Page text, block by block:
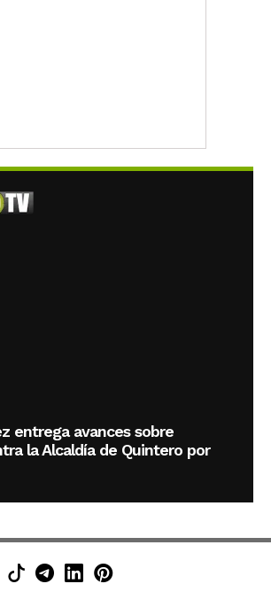
entrega avances sobre
la Alcaldía de Quintero por
en Facebook
en Instagram
en X (Twitter)
Minuto30 en TikTok
Canal de Minuto30 en
Minuto30 en LinkedIn
Minuto30 en